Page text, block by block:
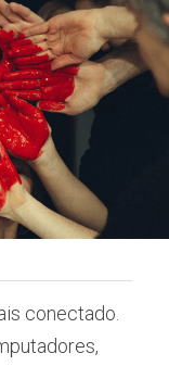
conectado.